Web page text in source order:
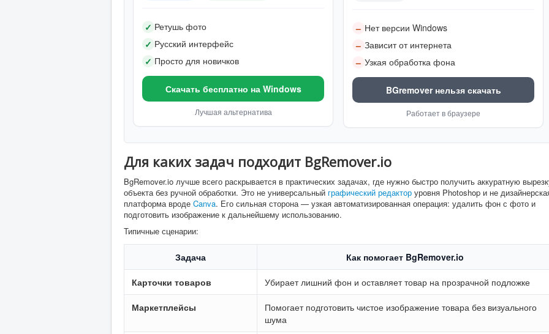
✓ Ретушь фото
✓ Русский интерфейс
✓ Просто для новичков
Скачать бесплатно на Windows
Лучшая альтернатива
– Нет версии Windows
– Зависит от интернета
– Узкая обработка фона
BGremover нельзя скачать
Работает в браузере
Для каких задач подходит BgRemover.io
BgRemover.io лучше всего раскрывается в практических задачах, где нужно быстро получить аккуратную
объекта без ручной обработки. Это не универсальный графический редактор уровня Photoshop и не
платформа вроде Canva. Его сильная сторона — узкая автоматизированная операция: удалить фон с фото и
подготовить изображение к дальнейшему использованию.
Типичные сценарии:
Задача Как помогает BgRemover.io
Карточки товаров Убирает лишний фон и оставляет товар на прозрачной подложке
Маркетплейсы
Помогает подготовить чистое изображение товара без визуального
шума